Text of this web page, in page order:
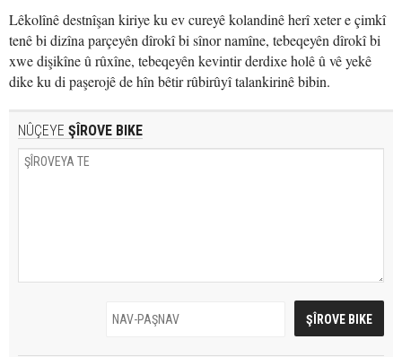
Lêkolînê destnîşan kiriye ku ev cureyê kolandinê herî xeter e çimkî
tenê bi dizîna parçeyên dîrokî bi sînor namîne, tebeqeyên dîrokî bi
xwe dişikîne û rûxîne, tebeqeyên kevintir derdixe holê û vê yekê
dike ku di paşerojê de hîn bêtir rûbirûyî talankirinê bibin.
NÛÇEYE ŞÎROVE BIKE